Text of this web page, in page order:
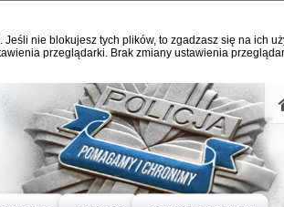
nie blokujesz tych plików, to zgadzasz się na ich
przeglądarki. Brak zmiany ustawienia